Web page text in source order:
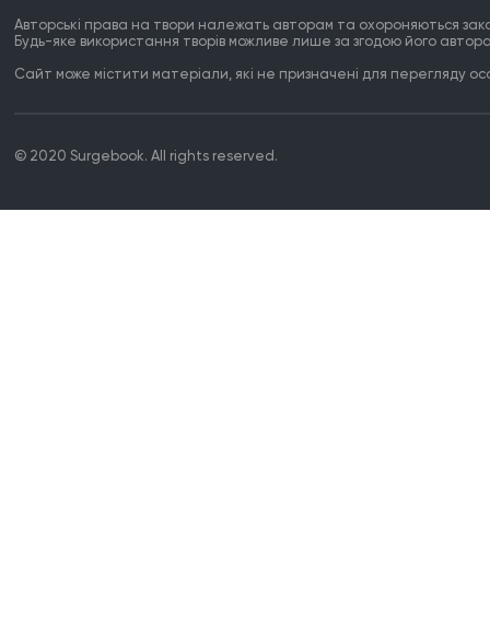
Capable de renaître
❤❤❤
Авторські права на твори належать авторам та охороняються
Будь-яке використання творів можливе лише за згодою його
Сайт може містити матеріали, які не призначені для перегляду
© 2020 Surgebook. All rights reserved.